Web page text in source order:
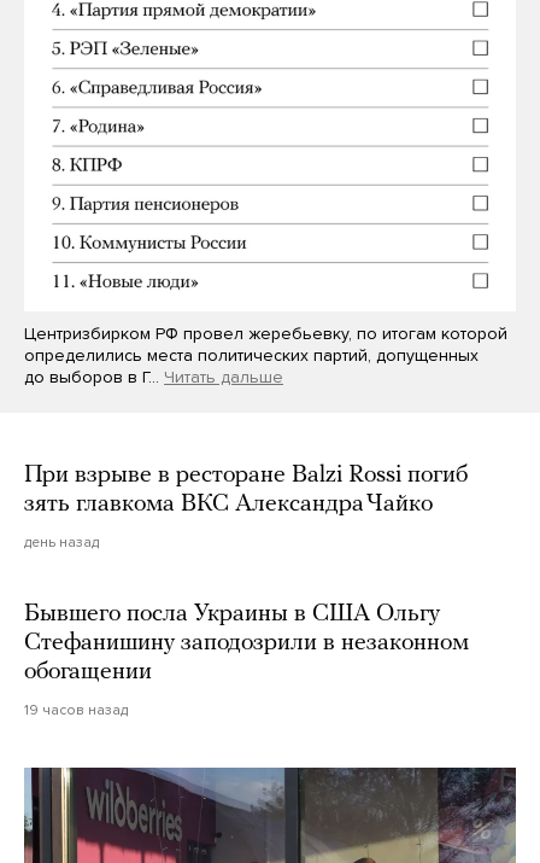
Центризбирком РФ провел жеребьевку, по итогам которой
определились места политических партий, допущенных
до выборов в Г… Читать дальше
При взрыве в ресторане Balzi Rossi погиб
зять главкома ВКС Александра Чайко
день назад
Бывшего посла Украины в США Ольгу
Стефанишину заподозрили в незаконном
обогащении
19 часов назад